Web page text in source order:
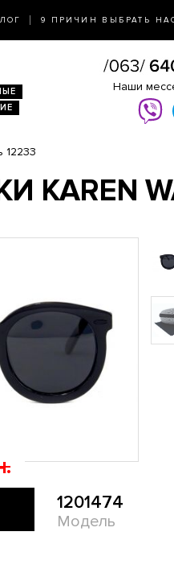
9 ПРИЧИН ВЫБРАТЬ
Наши
12233
1201474
Модель